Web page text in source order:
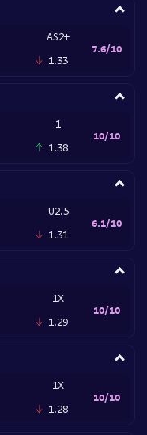
AS2+
1.33
7.6/10
1
1.38
10/10
U2.5
1.31
6.1/10
1X
1.29
10/10
1X
1.28
10/10